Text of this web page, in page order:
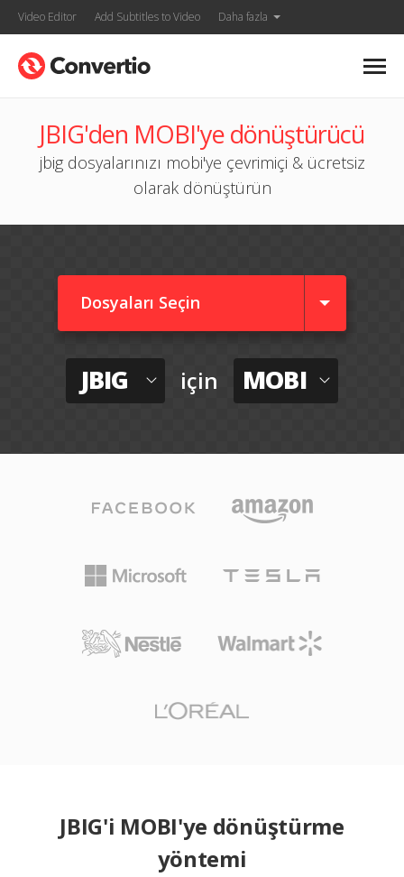
Video Editor Add Subtitles to Video Daha fazla
JBIG'den MOBI'ye dönüştürücü
jbig dosyalarınızı mobi'ye çevrimiçi & ücretsiz
olarak dönüştürün
Dosyaları Seçin
JBIG için MOBI
JBIG'i MOBI'ye dönüştürme
yöntemi